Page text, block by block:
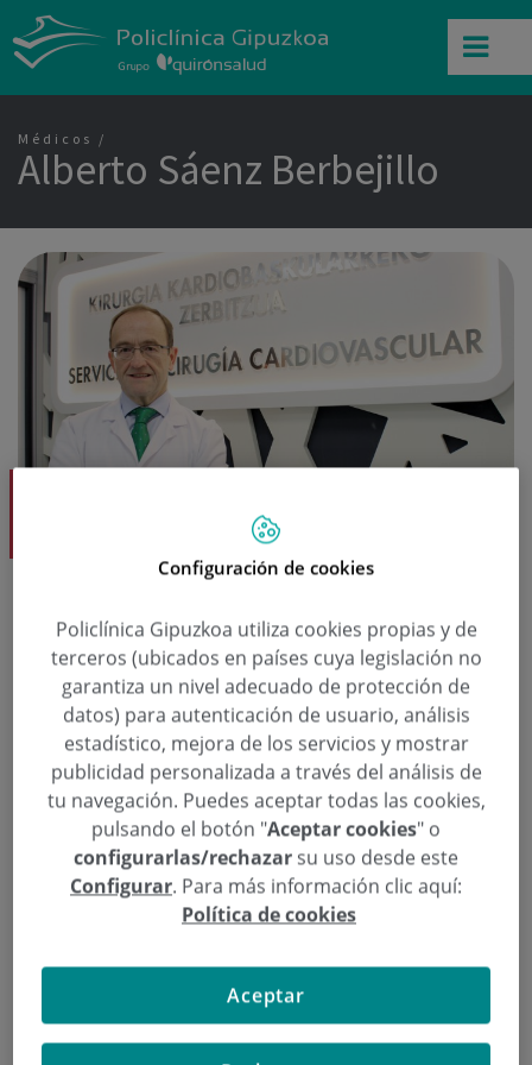
Médicos
Alberto Sáenz Berbejillo
Cirugía Cardiovascular
Dr. Alberto Sáenz Berbejillo
Descarga el Curriculum Vitae del especialista
Solicita una cita
943 00 27 72 Pedir cita
Configuración de cookies
Policlínica Gipuzkoa utiliza cookies propias y de
terceros (ubicados en países cuya legislación no
garantiza un nivel adecuado de protección de
datos) para autenticación de usuario, análisis
estadístico, mejora de los servicios y mostrar
publicidad personalizada a través del análisis de
tu navegación. Puedes aceptar todas las cookies,
pulsando el botón "Aceptar cookies" o
configurarlas/rechazar su uso desde este
Configurar. Para más información clic aquí:
Política de cookies
Aceptar